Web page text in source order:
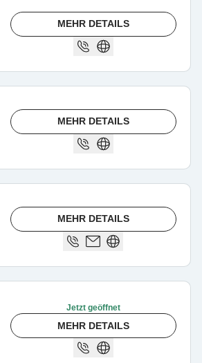
MEHR DETAILS
MEHR DETAILS
MEHR DETAILS
Jetzt geöffnet
MEHR DETAILS